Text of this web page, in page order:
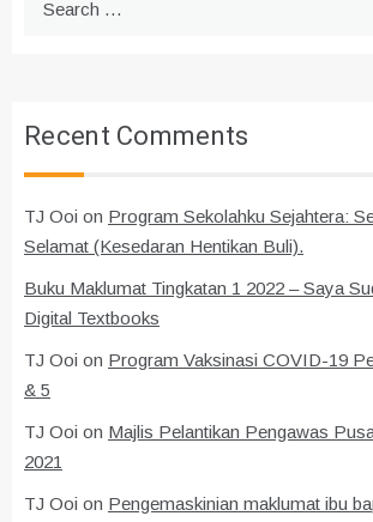
Recent Comments
TJ Ooi on Program Sekolahku Sejahtera:
Selamat (Kesedaran Hentikan Buli).
Buku Maklumat Tingkatan 1 2022 – Saya
Digital Textbooks
TJ Ooi on Program Vaksinasi COVID-19
& 5
TJ Ooi on Majlis Pelantikan Pengawas
2021
TJ Ooi on Pengemaskinian maklumat ibu